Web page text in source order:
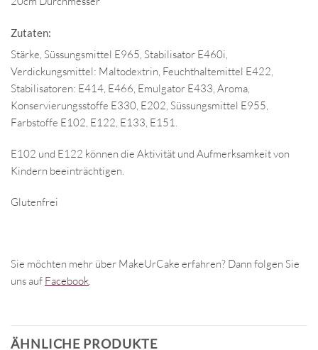
Zutaten:
Stärke, Süssungsmittel E965, Stabilisator E460i,
Verdickungsmittel: Maltodextrin, Feuchthaltemittel E422,
Stabilisatoren: E414, E466, Emulgator E433, Aroma,
Konservierungsstoffe E330, E202, Süssungsmittel E955,
Farbstoffe E102, E122, E133, E151.
E102 und E122 können die Aktivität und Aufmerksamkeit von
Kindern beeinträchtigen.
Glutenfrei
Sie möchten mehr über MakeUrCake erfahren? Dann folgen Sie
uns auf Facebook.
ÄHNLICHE PRODUKTE